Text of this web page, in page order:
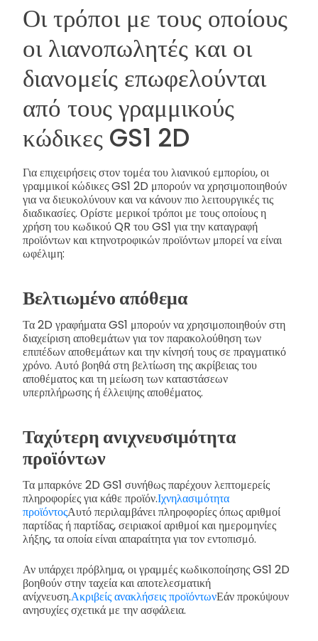
Οι τρόποι με τους οποίους
οι λιανοπωλητές και οι
διανομείς επωφελούνται
από τους γραμμικούς
κώδικες GS1 2D
Για επιχειρήσεις στον τομέα του λιανικού εμπορίου, οι
γραμμικοί κώδικες GS1 2D μπορούν να χρησιμοποιηθούν
για να διευκολύνουν και να κάνουν πιο λειτουργικές τις
διαδικασίες. Ορίστε μερικοί τρόποι με τους οποίους η
χρήση του κωδικού QR του GS1 για την καταγραφή
προϊόντων και κτηνοτροφικών προϊόντων μπορεί να είναι
ωφέλιμη:
Βελτιωμένο απόθεμα
Τα 2D γραφήματα GS1 μπορούν να χρησιμοποιηθούν στη
διαχείριση αποθεμάτων για τον παρακολούθηση των
επιπέδων αποθεμάτων και την κίνησή τους σε πραγματικό
χρόνο. Αυτό βοηθά στη βελτίωση της ακρίβειας του
αποθέματος και τη μείωση των καταστάσεων
υπερπλήρωσης ή έλλειψης αποθέματος.
Ταχύτερη ανιχνευσιμότητα
προϊόντων
Τα μπαρκόνε 2D GS1 συνήθως παρέχουν λεπτομερείς
πληροφορίες για κάθε προϊόν.Ιχνηλασιμότητα
προϊόντοςΑυτό περιλαμβάνει πληροφορίες όπως αριθμοί
παρτίδας ή παρτίδας, σειριακοί αριθμοί και ημερομηνίες
λήξης, τα οποία είναι απαραίτητα για τον εντοπισμό.
Αν υπάρχει πρόβλημα, οι γραμμές κωδικοποίησης GS1 2D
βοηθούν στην ταχεία και αποτελεσματική
ανίχνευση.Ακριβείς ανακλήσεις προϊόντωνΕάν προκύψουν
ανησυχίες σχετικά με την ασφάλεια.